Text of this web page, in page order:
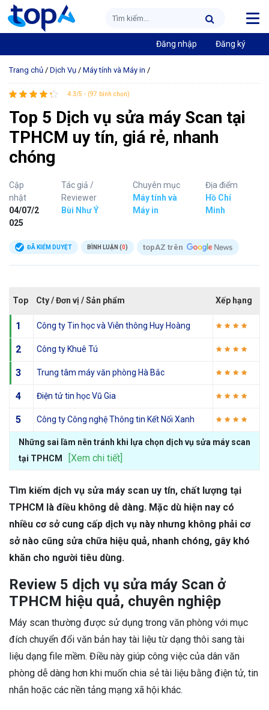
Đăng nhập Đăng ký
Trang chủ / Dịch Vụ / Máy tính và Máy in /
4.3/5 - (97 bình chọn)
Top 5 Dịch vụ sửa máy Scan tại
TPHCM uy tín, giá rẻ, nhanh
chóng
Cập
nhật
04/07/2
025
Tác giả /
Reviewer
Bùi Như Ý
Chuyên mục
Máy tính và
Máy in
Địa điểm
Hồ Chí
Minh
ĐÃ KIỂM DUYỆT BÌNH LUẬN (0) topAZ trên
Top Cty / Đơn vị / Sản phẩm Xếp hạng
1 Công ty Tin học và Viễn thông Huy Hoàng
2 Công ty Khuê Tú
3 Trung tâm máy văn phòng Hà Bắc
4 Điện tử tin học Vũ Gia
5 Công ty Công nghệ Thông tin Kết Nối Xanh
Những sai lầm nên tránh khi lựa chọn dịch vụ sửa máy scan
tại TPHCM
[Xem chi tiết]
Tìm kiếm dịch vụ sửa máy scan uy tín, chất lượng tại
TPHCM là điều không dễ dàng. Mặc dù hiện nay có
nhiều cơ sở cung cấp dịch vụ này nhưng không phải cơ
sở nào cũng sửa chữa hiệu quả, nhanh chóng, gây khó
khăn cho người tiêu dùng.
Review 5 dịch vụ sửa máy Scan ở
TPHCM hiệu quả, chuyên nghiệp
Máy scan thường được sử dụng trong văn phòng với mục
đích chuyển đổi văn bản hay tài liệu từ dạng thôi sang tài
liệu dạng file mềm. Điều này giúp công việc của dân văn
phòng dễ dàng hơn khi muốn chia sẻ tài liệu bằng điện tử, tin
nhắn hoặc các nền tảng mạng xã hội khác.